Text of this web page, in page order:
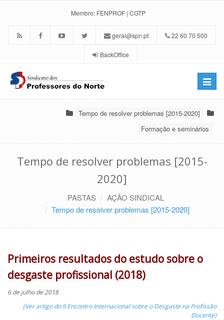
Membro: FENPROF | CGTP
geral@spn.pt 22 60 70 500
BackOffice
Toggle
Tempo de resolver problemas [2015-2020]
Formação e seminários
Tempo de resolver problemas [2015-
2020]
PASTAS
AÇÃO SINDICAL
Tempo de resolver problemas [2015-2020]
Primeiros resultados do estudo sobre o
desgaste profissional (2018)
6 de julho de 2018
(Ver artigo do II Encontro Internacional sobre o Desgaste na Profissão
Docente)